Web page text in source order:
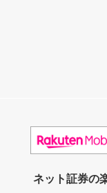
ネット証券の